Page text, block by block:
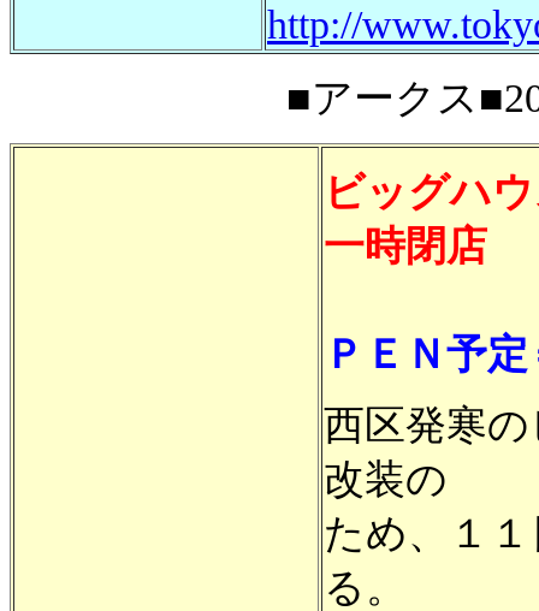
http://
■アークス
ビッグハ
一時閉店
ＰＥＮ予定
西区発寒
改装の
ため、１
る。